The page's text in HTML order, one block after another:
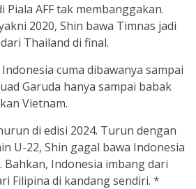
Piala AFF tak membanggakan.
2020, Shin bawa Timnas jadi
Thailand di final.
cuma dibawanya sampai
Garuda hanya sampai babak
Vietnam.
di edisi 2024. Turun dengan
U-22, Shin gagal bawa Indonesia
Indonesia imbang dari
Filipina di kandang sendiri. *